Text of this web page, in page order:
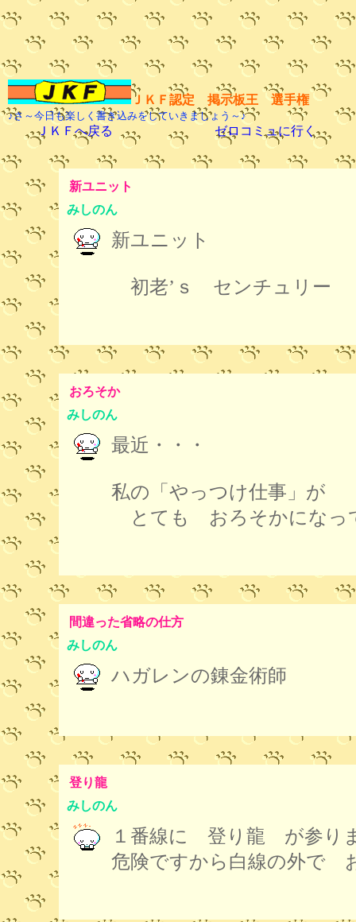
ＪＫＦ認定 掲示板王 選手権
♪さ～今日も楽しく書き込みをしていきましょう～♪
ＪＫＦへ戻る ゼロコミュに行く
新ユニット
みしのん
新ユニット
初老’ｓ センチュリー
おろそか
みしのん
最近・・・
私の「やっつけ仕事」が
とても おろそかになっ
間違った省略の仕方
みしのん
ハガレンの錬金術師
登り龍
みしのん
１番線に 登り龍 が参り
危険ですから白線の外で